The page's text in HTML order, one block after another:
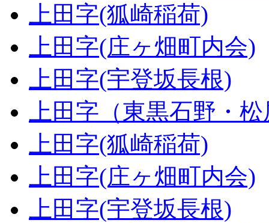
上田字(狐崎稲荷)
上田字(庄ヶ畑町内会)
上田字(宇登坂長根)
上田字（東黒石野・
上田字(狐崎稲荷)
上田字(庄ヶ畑町内会)
上田字(宇登坂長根)